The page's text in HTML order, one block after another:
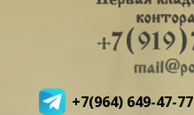
+7(964) 649-47-77